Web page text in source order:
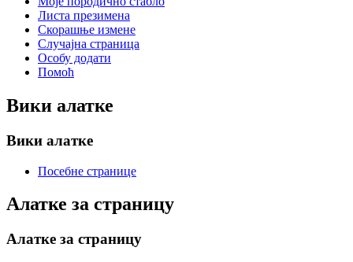
Листа презимена
Скорашње измене
Случајна страница
Особу додати
Помоћ
Вики алатке
Вики алатке
Посебне странице
Алатке за страницу
Алатке за страницу